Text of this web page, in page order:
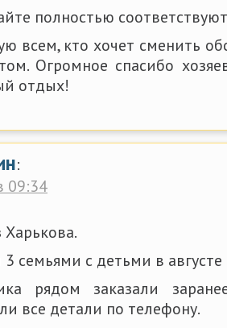
полностью
всем, кто хочет сменить
Огромное спасибо
отдых!
:
09:34
семьями с детьми в августе
рядом заказали
все детали по телефону.